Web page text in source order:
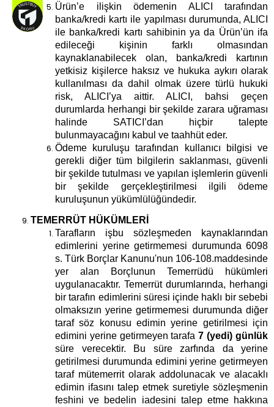
Ürün’e ilişkin ödemenin ALICI tarafından
banka/kredi kartı ile yapılması durumunda, ALICI
ile banka/kredi kartı sahibinin ya da Ürün’ün ifa
edileceği kişinin farklı olmasından
kaynaklanabilecek olan, banka/kredi kartının
yetkisiz kişilerce haksız ve hukuka aykırı olarak
kullanılması da dahil olmak üzere türlü hukuki
risk, ALICI’ya aittir. ALICI, bahsi geçen
durumlarda herhangi bir şekilde zarara uğraması
halinde SATICI’dan hiçbir talepte
bulunmayacağını kabul ve taahhüt eder.
Ödeme kuruluşu tarafından kullanıcı bilgisi ve
gerekli diğer tüm bilgilerin saklanması, güvenli
bir şekilde tutulması ve yapılan işlemlerin güvenli
bir şekilde gerçekleştirilmesi ilgili ödeme
kuruluşunun yükümlülüğündedir.
TEMERRÜT HÜKÜMLERİ
Tarafların işbu sözleşmeden kaynaklarından
edimlerini yerine getirmemesi durumunda 6098
s. Türk Borçlar Kanunu'nun 106-108.maddesinde
yer alan Borçlunun Temerrüdü hükümleri
uygulanacaktır. Temerrüt durumlarında, herhangi
bir tarafın edimlerini süresi içinde haklı bir sebebi
olmaksızın yerine getirmemesi durumunda diğer
taraf söz konusu edimin yerine getirilmesi için
edimini yerine getirmeyen tarafa7 (yedi) günlük
süre verecektir. Bu süre zarfında da yerine
getirilmesi durumunda edimini yerine getirmeyen
taraf mütemerrit olarak addolunacak ve alacaklı
edimin ifasını talep etmek suretiyle sözleşmenin
feshini ve bedelin iadesini talep etme hakkına